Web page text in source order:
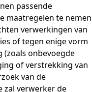
passende
maatregelen te nemen
verwerkingen van
of tegen enige vorm
onbevoegde
of verstrekking van
van de
zal verwerker de